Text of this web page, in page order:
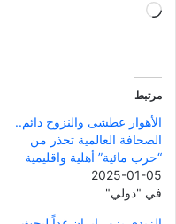
جاري
مرتبط
الأهوار عطشى والنزوح دائم..
الصحافة العالمية تحذر من
“حرب مائية” أهلية واقليمية
2025-01-05
في "دولي"